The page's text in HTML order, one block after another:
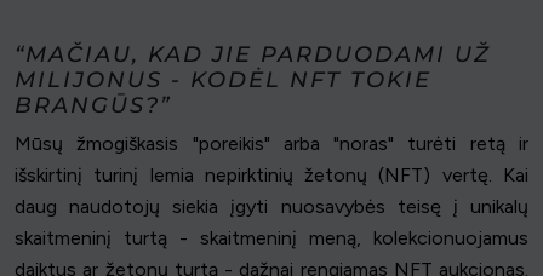
“MAČIAU, KAD JIE PARDUODAMI UŽ
MILIJONUS - KODĖL NFT TOKIE
BRANGŪS?”
Mūsų žmogiškasis "poreikis" arba "noras" turėti retą ir
išskirtinį turinį lemia nepirktinių žetonų (NFT) vertę. Kai
daug naudotojų siekia įgyti nuosavybės teisę į unikalų
skaitmeninį turtą - skaitmeninį meną, kolekcionuojamus
daiktus ar žetonų turtą - dažnai rengiamas NFT aukcionas.